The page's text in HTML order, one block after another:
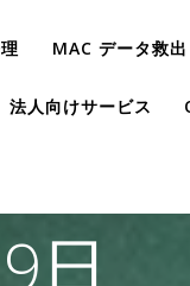
MAC データ救
法人向けサービス
日